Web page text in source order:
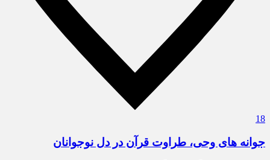
18
جوانه های وحی، طراوت قرآن در دل نوجوانان